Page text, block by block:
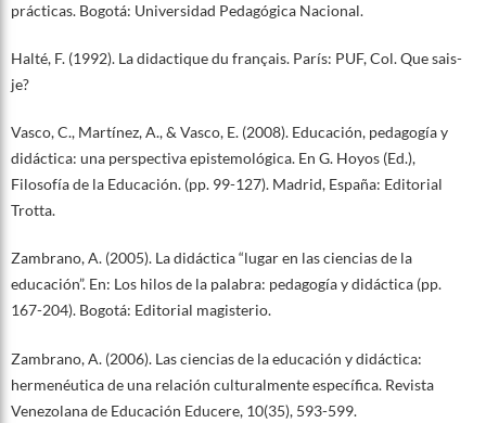
prácticas. Bogotá: Universidad Pedagógica Nacional.
Halté, F. (1992). La didactique du français. París: PUF, Col. Que sais-
je?
Vasco, C., Martínez, A., & Vasco, E. (2008). Educación, pedagogía y
didáctica: una perspectiva epistemológica. En G. Hoyos (Ed.),
Filosofía de la Educación. (pp. 99-127). Madrid, España: Editorial
Trotta.
Zambrano, A. (2005). La didáctica “lugar en las ciencias de la
educación”. En: Los hilos de la palabra: pedagogía y didáctica (pp.
167-204). Bogotá: Editorial magisterio.
Zambrano, A. (2006). Las ciencias de la educación y didáctica:
hermenéutica de una relación culturalmente específica. Revista
Venezolana de Educación Educere, 10(35), 593-599.